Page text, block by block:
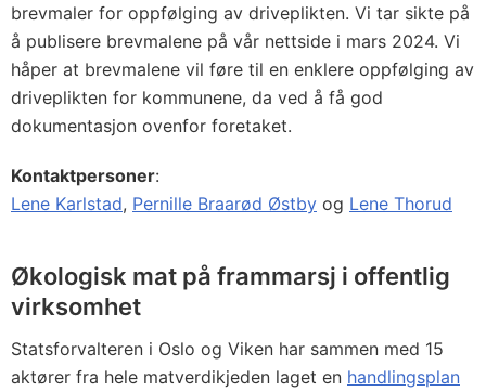
brevmaler for oppfølging av driveplikten. Vi tar sikte på
å publisere brevmalene på vår nettside i mars 2024. Vi
håper at brevmalene vil føre til en enklere oppfølging av
driveplikten for kommunene, da ved å få god
dokumentasjon ovenfor foretaket.
Kontaktpersoner:
Lene Karlstad, Pernille Braarød Østby og Lene Thorud
Økologisk mat på frammarsj i offentlig
virksomhet
Statsforvalteren i Oslo og Viken har sammen med 15
aktører fra hele matverdikjeden laget en handlingsplan